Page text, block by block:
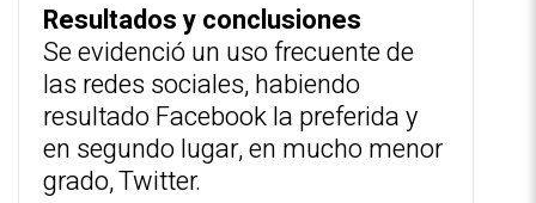
Resultados y conclusiones
Se evidenció un uso frecuente de
las redes sociales, habiendo
resultado ‎Facebook la preferida ‎y
en segundo lugar, en mucho menor
grado, Twitter.